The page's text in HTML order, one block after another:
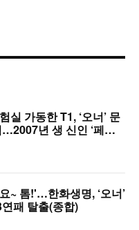
실 가동한 T1, ‘오너’ 문
년 생 신인 ‘페인
~ 톰!'…한화생명, ‘오너’
패 탈출(종합)